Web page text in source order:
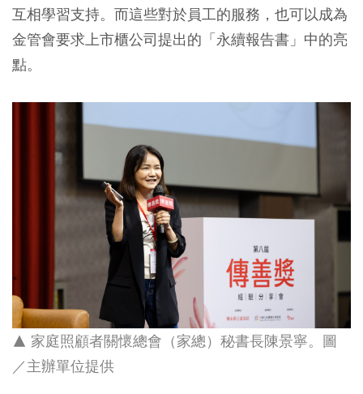
互相學習支持。而這些對於員工的服務，也可以成為
金管會要求上市櫃公司提出的「永續報告書」中的亮
點。
▲ 家庭照顧者關懷總會（家總）秘書長陳景寧。圖
／主辦單位提供